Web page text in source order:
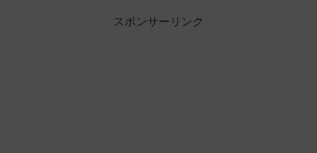
スポンサーリンク